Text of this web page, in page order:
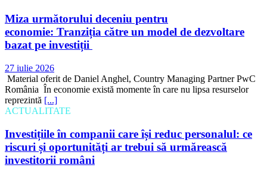
Miza următorului deceniu pentru
economie: Tranziția către un model de dezvoltare
bazat pe investiții
27 iulie 2026
Material oferit de Daniel Anghel, Country Managing Partner PwC
România În economie există momente în care nu lipsa resurselor
reprezintă [...]
ACTUALITATE
Investițiile în companii care își reduc personalul: ce
riscuri și oportunități ar trebui să urmărească
investitorii români